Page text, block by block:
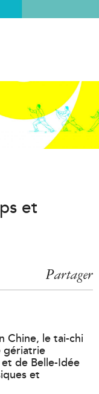
et
Partager
Chine, le tai-chi
gériatrie
de Belle-Idée
et